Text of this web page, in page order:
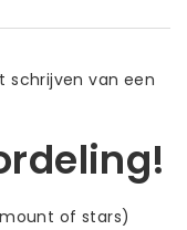
schrijven van een
of stars)